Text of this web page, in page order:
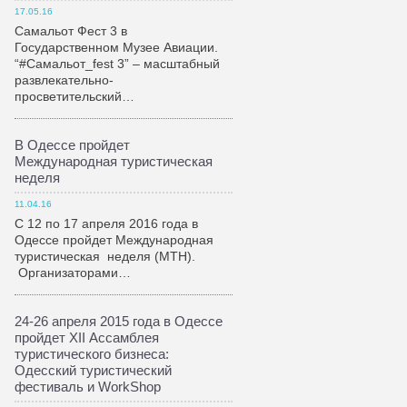
17.05.16
Самальот Фест 3 в
Государственном Музее Авиации.
“#Самальот_fest 3” – масштабный
развлекательно-
просветительский…
В Одессе пройдет
Международная туристическая
неделя
11.04.16
С 12 по 17 апреля 2016 года в
Одессе пройдет Международная
туристическая неделя (МТН).
Организаторами…
24-26 апреля 2015 года в Одессе
пройдет XII Ассамблея
туристического бизнеса:
Одесский туристический
фестиваль и WorkShop